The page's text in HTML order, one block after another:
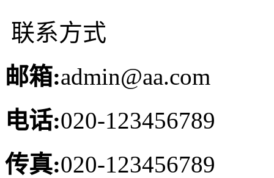
联系方式
邮箱:admin@aa.com
电话:020-123456789
传真:020-123456789